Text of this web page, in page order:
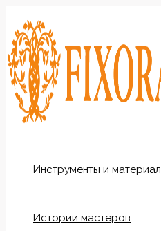
содержимому
Инструменты и
Истории мастеров